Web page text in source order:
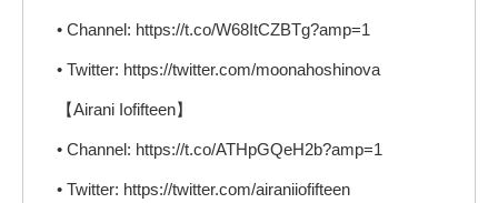
• Channel: https://t.co/W68ItCZBTg?amp=1
• Twitter: https://twitter.com/moonahoshinova
【Airani Iofifteen】
• Channel: https://t.co/ATHpGQeH2b?amp=1
• Twitter: https://twitter.com/airaniiofifteen